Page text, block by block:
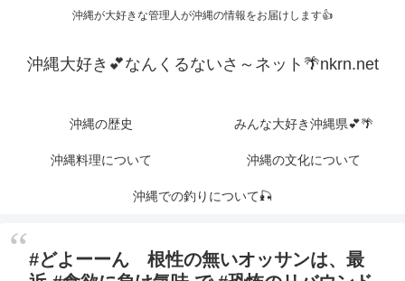
沖縄が大好きな管理人が沖縄の情報をお届けします👍
沖縄大好き💕なんくるないさ～ネット🌴nkrn.net
沖縄の歴史 みんな大好き沖縄県💕🌴
沖縄料理について 沖縄の文化について
沖縄での釣りについて🎣
#どよーーん 根性の無いオッサンは、最